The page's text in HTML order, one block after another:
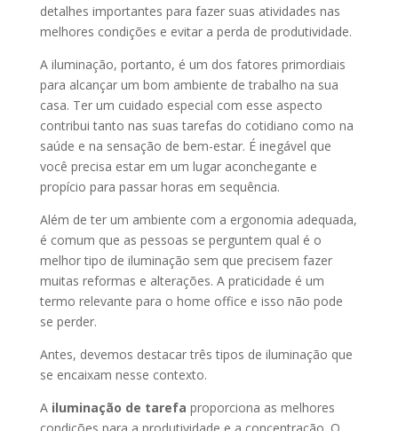
detalhes importantes para fazer suas atividades nas
melhores condições e evitar a perda de produtividade.
A iluminação, portanto, é um dos fatores primordiais
para alcançar um bom ambiente de trabalho na sua
casa. Ter um cuidado especial com esse aspecto
contribui tanto nas suas tarefas do cotidiano como na
saúde e na sensação de bem-estar. É inegável que
você precisa estar em um lugar aconchegante e
propício para passar horas em sequência.
Além de ter um ambiente com a ergonomia adequada,
é comum que as pessoas se perguntem qual é o
melhor tipo de iluminação sem que precisem fazer
muitas reformas e alterações. A praticidade é um
termo relevante para o home office e isso não pode
se perder.
Antes, devemos destacar três tipos de iluminação que
se encaixam nesse contexto.
A iluminação de tarefa proporciona as melhores